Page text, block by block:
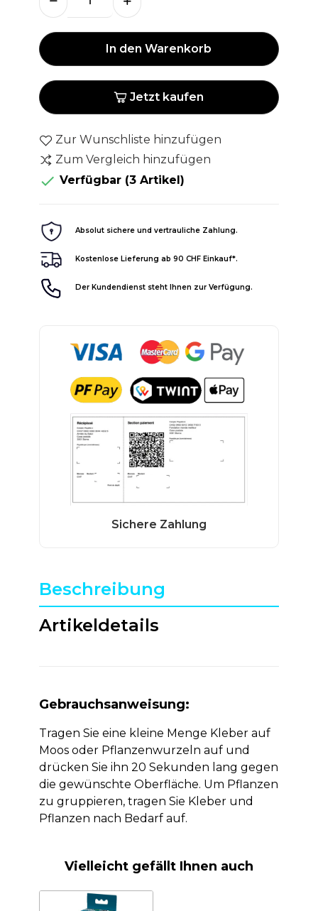
In den Warenkorb
Jetzt kaufen
Zur Wunschliste hinzufügen
Zum Vergleich hinzufügen
 Verfügbar (3 Artikel)
Absolut sichere und vertrauliche Zahlung.
Kostenlose Lieferung ab 90 CHF Einkauf*.
Der Kundendienst steht Ihnen zur Verfügung.
Beschreibung
Artikeldetails
Gebrauchsanweisung:
Tragen Sie eine kleine Menge Kleber auf
Moos oder Pflanzenwurzeln auf und
drücken Sie ihn 20 Sekunden lang gegen
die gewünschte Oberfläche. Um Pflanzen
zu gruppieren, tragen Sie Kleber und
Pflanzen nach Bedarf auf.
Vielleicht gefällt Ihnen auch